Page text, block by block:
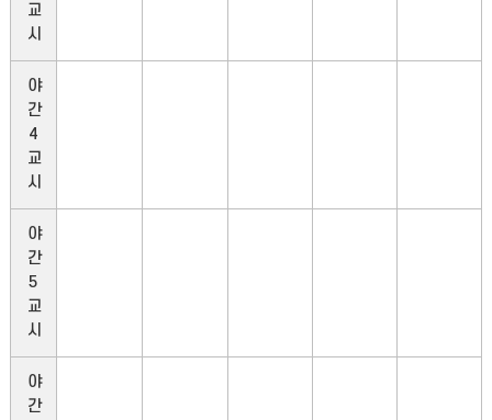
교
시
야
간
4
교
시
야
간
5
교
시
야
간